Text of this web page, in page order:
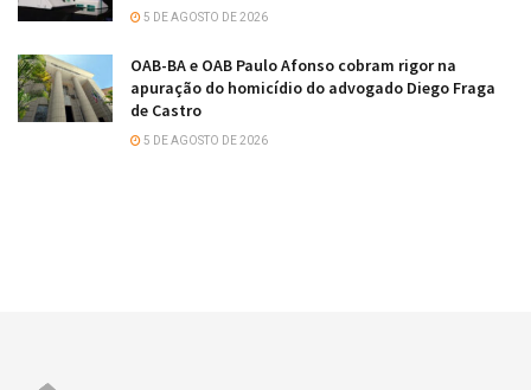
5 DE AGOSTO DE 2026
OAB-BA e OAB Paulo Afonso cobram rigor na
apuração do homicídio do advogado Diego Fraga
de Castro
5 DE AGOSTO DE 2026